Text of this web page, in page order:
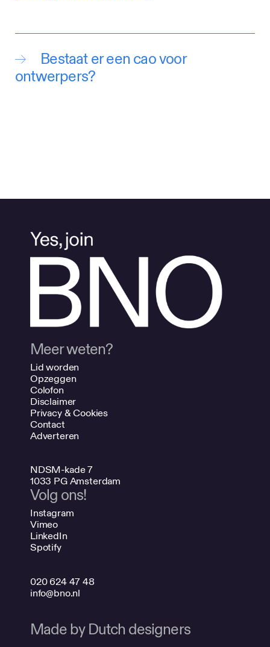
Bestaat er een cao voor
ontwerpers?
Meer weten?
Lid worden
Opzeggen
Colofon
Disclaimer
Privacy & Cookies
Contact
Adverteren
NDSM-kade 7
1033 PG Amsterdam
Volg ons!
Instagram
Vimeo
LinkedIn
Spotify
020 624 47 48
info@bno.nl
Made by Dutch designers